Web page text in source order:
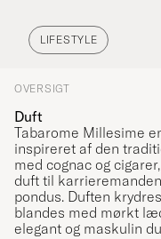
LIFESTYLE
OVERSIGT
Duft
Tabarome Millesime
inspireret af den
med cognac og
duft til
pondus. Duften
blandes med mørkt
elegant og maskulin